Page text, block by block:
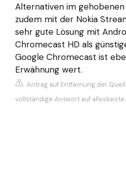
Alternativen im
zudem mit der Nokia
sehr gute Lösung mit
Chromecast HD als
Google Chromecast ist
Erwähnung wert.
Antrag auf Entfernung der
vollständige Antwort auf